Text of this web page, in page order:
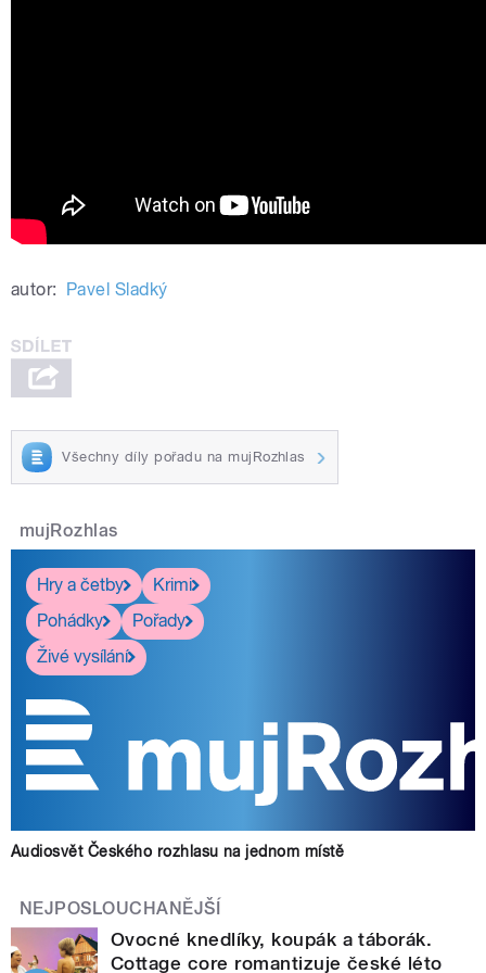
autor: Pavel Sladký
Všechny díly pořadu na mujRozhlas
mujRozhlas
Hry a četby
Krimi
Pohádky
Pořady
Živé vysílání
Audiosvět Českého rozhlasu na jednom místě
NEJPOSLOUCHANĚJŠÍ
Ovocné knedlíky, koupák a táborák.
Cottage core romantizuje české léto